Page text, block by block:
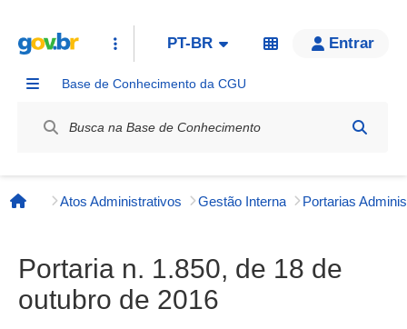
PT-BR Entrar
Base de Conhecimento da CGU
Página inicial
Atos Administrativos Gestão Interna
Portaria n. 1.850, de 18 de
outubro de 2016